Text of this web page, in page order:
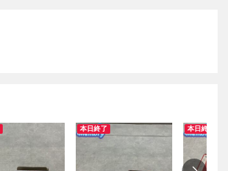
本日終了 本日終了